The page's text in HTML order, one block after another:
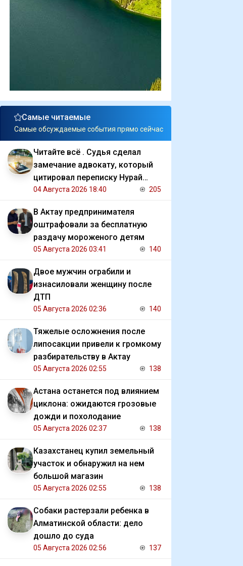
Самые читаемые
Самые обсуждаемые события прямо сейчас
Читайте всё . Судья сделал
замечание адвокату, который
цитировал переписку Нурай
Серикбай с обвиняемым
04 Августа 2026 18:40 205
В Актау предпринимателя
оштрафовали за бесплатную
раздачу мороженого детям
05 Августа 2026 03:41 140
Двое мужчин ограбили и
изнасиловали женщину после
ДТП
05 Августа 2026 02:36 140
Тяжелые осложнения после
липосакции привели к громкому
разбирательству в Актау
05 Августа 2026 02:55 138
Астана останется под влиянием
циклона: ожидаются грозовые
дожди и похолодание
05 Августа 2026 02:37 138
Казахстанец купил земельный
участок и обнаружил на нем
большой магазин
05 Августа 2026 02:55 138
Собаки растерзали ребенка в
Алматинской области: дело
дошло до суда
05 Августа 2026 02:56 137